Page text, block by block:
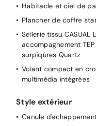
Habitacle et ciel de
Plancher de coffre
Sellerie tissu CASUAL
accompagnement
surpiqûres Quartz
Volant compact en
multimédia intégrées
Style extérieur
Canule